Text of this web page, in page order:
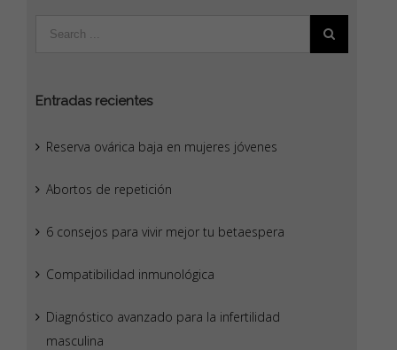
Entradas recientes
Reserva ovárica baja en mujeres jóvenes
Abortos de repetición
6 consejos para vivir mejor tu betaespera
Compatibilidad inmunológica
Diagnóstico avanzado para la infertilidad
masculina